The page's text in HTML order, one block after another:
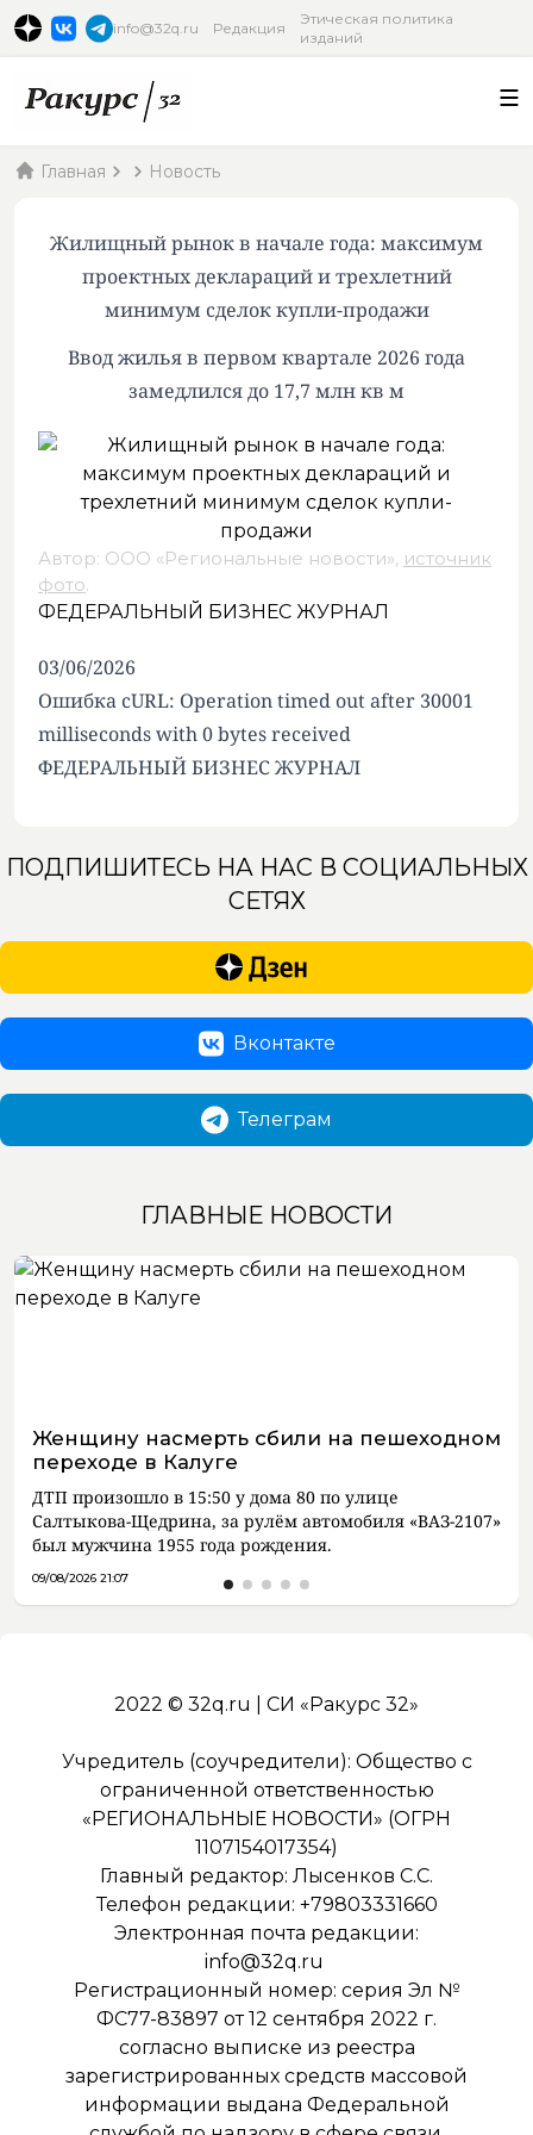
info@32q.ru Редакция
Этическая политика
изданий
Главная Новость
Жилищный рынок в начале года: максимум
проектных деклараций и трехлетний
минимум сделок купли-продажи
Ввод жилья в первом квартале 2026 года
замедлился до 17,7 млн кв м
Автор: ООО «Региональные новости», источник
фото.
ФЕДЕРАЛЬНЫЙ БИЗНЕС ЖУРНАЛ
03/06/2026
Ошибка cURL: Operation timed out after 30001
milliseconds with 0 bytes received
ФЕДЕРАЛЬНЫЙ БИЗНЕС ЖУРНАЛ
ПОДПИШИТЕСЬ НА НАС В СОЦИАЛЬНЫХ
СЕТЯХ
Вконтакте
Телеграм
ГЛАВНЫЕ НОВОСТИ
Женщину насмерть сбили на пешеходном
переходе в Калуге
ДТП произошло в 15:50 у дома 80 по улице
Салтыкова-Щедрина, за рулём автомобиля «ВАЗ-2107»
был мужчина 1955 года рождения.
09/08/2026 21:07
2022 © 32q.ru | СИ «Ракурс 32»
Учредитель (соучредители): Общество с
ограниченной ответственностью
«РЕГИОНАЛЬНЫЕ НОВОСТИ» (ОГРН
1107154017354)
Главный редактор: Лысенков С.С.
Телефон редакции: +79803331660
Электронная почта редакции:
info@32q.ru
Регистрационный номер: серия Эл №
ФС77-83897 от 12 сентября 2022 г.
согласно выписке из реестра
зарегистрированных средств массовой
информации выдана Федеральной